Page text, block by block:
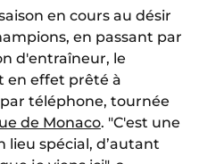
en cours au désir
en passant par
d'entraîneur, le
en effet prêté à
téléphone, tournée
de Monaco. "C'est une
lieu spécial, d’autant